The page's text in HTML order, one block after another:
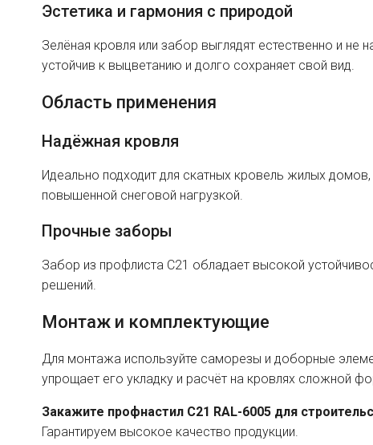
Эстетика и гармония с природой
Зелёная кровля или забор выглядят естественно и
устойчив к выцветанию и долго сохраняет свой вид.
Область применения
Надёжная кровля
Идеально подходит для скатных кровель жилых
повышенной снеговой нагрузкой.
Прочные заборы
Забор из профлиста C21 обладает высокой
решений.
Монтаж и комплектующие
Для монтажа используйте саморезы и доборные
упрощает его укладку и расчёт на кровлях сложной
Закажите профнастил C21 RAL-6005 для
Гарантируем высокое качество продукции.